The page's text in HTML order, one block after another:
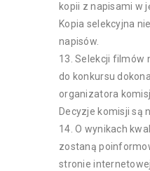
kopii z napisami w
Kopia selekcyjna
napisów.
Selekcji filmów
do konkursu
organizatora
Decyzje komisji są
O wynikach
zostaną
stronie internetowej